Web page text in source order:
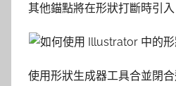
其他錨點將在形狀打斷時引入
使用形狀生成器工具合並閉